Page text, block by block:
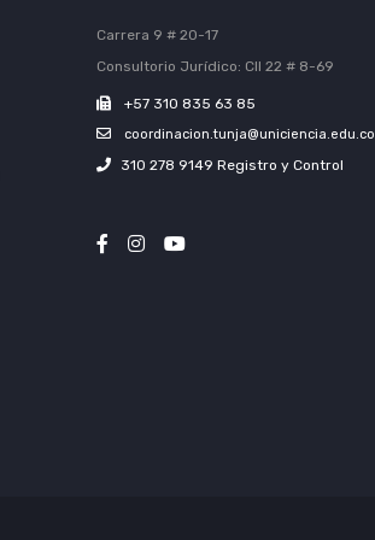
Carrera 9 # 20-17
Consultorio Jurídico: Cll 22 # 8-69
+57 310 835 63 85
coordinacion.tunja@uniciencia.edu.co
310 278 9149 Registro y Control